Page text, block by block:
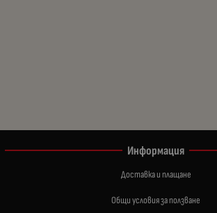
Информация
Доставка и плащане
Общи условия за ползване